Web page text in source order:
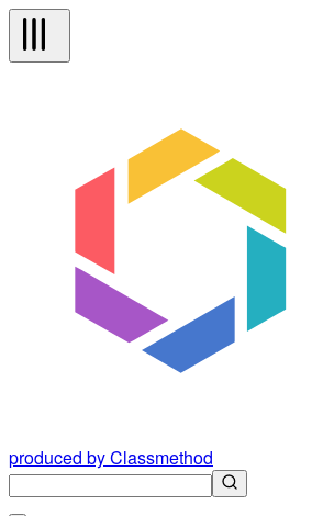
produced by Classmethod